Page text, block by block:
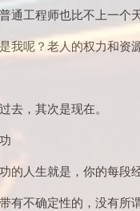
通工程师也比不上一个
我呢？老人的权力和资
去，其次是现在。
的人生就是，你的每段
有不确定性的，没有所